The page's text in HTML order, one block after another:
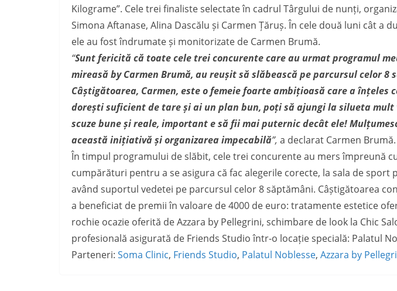
Kilograme”. Cele trei finaliste selectate în cadrul Târgului de nunți,
Simona Aftanase, Alina Dascălu și Carmen Țăruș. În cele două luni cât a
ele au fost îndrumate și monitorizate de Carmen Brumă.
“Sunt fericită că toate cele trei concurente care au urmat programul
mireasă by Carmen Brumă, au reușit să slăbească pe parcursul celor 8
Câștigătoarea, Carmen, este o femeie foarte ambițioasă care a înțeles
dorești suficient de tare și ai un plan bun, poți să ajungi la silueta mult
scuze bune și reale, important e să fii mai puternic decât ele!
această inițiativă și organizarea impecabilă”, a declarat Carmen Brumă.
În timpul programului de slăbit, cele trei concurente au mers împreună
cumpărături pentru a se asigura că fac alegerile corecte, la sala de sport
având suportul vedetei pe parcursul celor 8 săptămâni. Câștigătoarea
a beneficiat de premii în valoare de 4000 de euro: tratamente estetice
rochie ocazie oferită de Azzara by Pellegrini, schimbare de look la Chic
profesională asigurată de Friends Studio într-o locație specială: Palatul
Parteneri: Soma Clinic, Friends Studio, Palatul Noblesse, Azzara by